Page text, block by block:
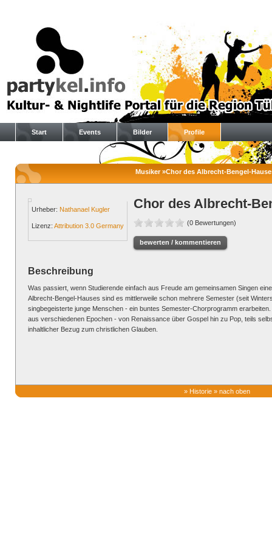
Start Events Bilder Profile
Musiker »Chor des Albrecht-Bengel-
Urheber: Nathanael Kugler
Lizenz: Attribution 3.0 Germany
Chor des Albrecht-
(0 Bewertungen)
bewerten / kommentieren
Beschreibung
Was passiert, wenn Studierende einfach aus Freude am gemeinsamen Singen
Albrecht-Bengel-Hauses sind es mittlerweile schon mehrere Semester (seit
singbegeisterte junge Menschen - ein buntes Semester-Chorprogramm
aus verschiedenen Epochen - von Renaissance über Gospel hin zu Pop, teils
inhaltlicher Bezug zum christlichen Glauben.
» Historie » nach oben